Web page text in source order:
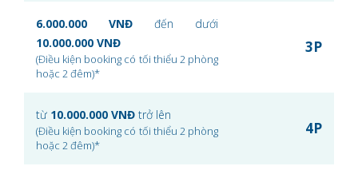
6.000.000 VNĐ đến dưới
10.000.000 VNĐ
(Điều kiện booking có tối thiểu 2 phòng
hoặc 2 đêm)*
3P
từ 10.000.000 VNĐ trở lên
(Điều kiện booking có tối thiểu 2 phòng
hoặc 2 đêm)*
4P